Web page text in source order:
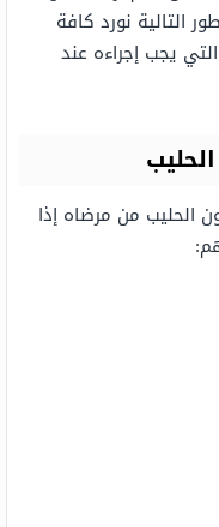
التالية نورد كافة
يجب إجراءه عند
الحليب من مرضاه إذا